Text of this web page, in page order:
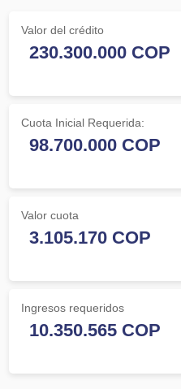
Valor del crédito
Cuota Inicial Requerida:
Valor cuota
Ingresos requeridos